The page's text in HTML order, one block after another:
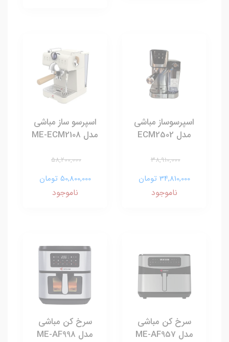
اسپرسوساز مباشی
مدل ECM2502
38,910,000
34,810,000 تومان
ناموجود
اسپرسو ساز مباشی
مدل ME-ECM2108
58,200,000
50,800,000 تومان
ناموجود
سرخ کن مباشی
مدل ME-AF957
سرخ کن مباشی
مدل ME-AF998